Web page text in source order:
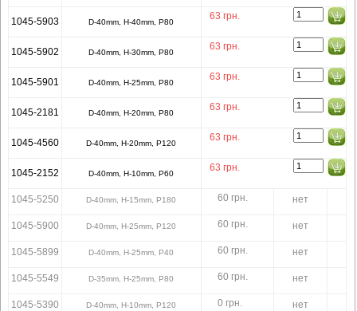
1045-5903 D-40mm, H-40mm, P80
63 грн.
1045-5902 D-40mm, H-30mm, P80
63 грн.
1045-5901 D-40mm, H-25mm, P80
63 грн.
1045-2181 D-40mm, H-20mm, P80
63 грн.
1045-4560 D-40mm, H-20mm, P120
63 грн.
1045-2152 D-40mm, H-10mm, P60
63 грн.
1045-5250 D-40mm, H-15mm, P180 60 грн. нет
1045-5900 D-40mm, H-25mm, P120 60 грн. нет
1045-5899 D-40mm, H-25mm, P40 60 грн. нет
1045-5549 D-35mm, H-25mm, P80 60 грн. нет
1045-5390 D-40mm, H-10mm, P120 0 грн. нет